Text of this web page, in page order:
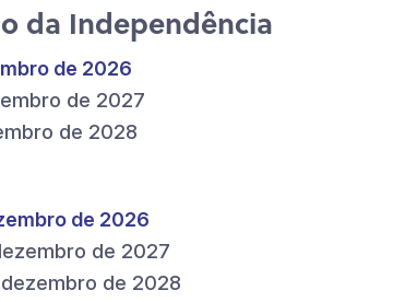
da Independência
de 2026
de 2027
de 2028
de 2026
de 2027
de 2028